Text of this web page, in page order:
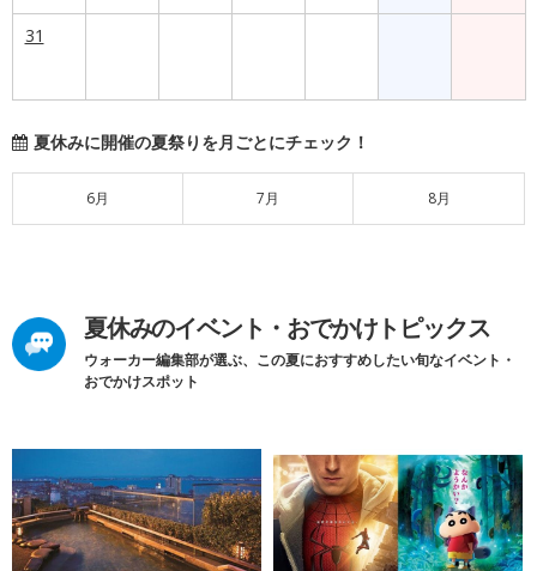
31
夏休みに開催の夏祭りを月ごとにチェック！
6月 7月 8月
夏休みのイベント・おでかけトピックス
ウォーカー編集部が選ぶ、この夏におすすめしたい旬なイベント・
おでかけスポット